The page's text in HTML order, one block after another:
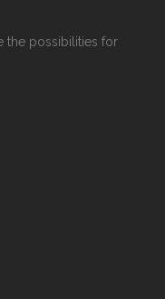
the possibilities for